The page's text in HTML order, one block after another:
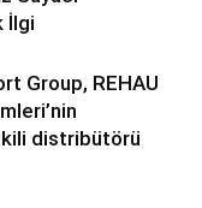
İlgi
Group, REHAU
distribütörü